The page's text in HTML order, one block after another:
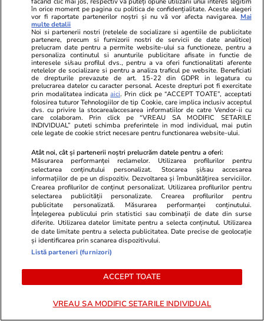
PARTENERI
ZiaruldeIasi.ro
Iașul, pe locul doi în România
după numărul de locuințe. Cum
au schimbat comunele
metropolitane harta județului
Fanatik.ro
FCSB,
Ce se
Exclusiv
ULTIMELE ȘTIRI
Știri România 16:00
în orice moment pe pagina cu politica de confidențialitate. Aceste alegeri
vor fi raportate partenerilor noștri și nu vă vor afecta navigarea. Mai
multe detalii
Noi si partenerii nostri (retelele de socializare si agentiile de publicitate
partenere, precum si furnizorii nostri de servicii de date analitice)
prelucram date pentru a permite website-ului sa functioneze, pentru a
personaliza continutul si anunturile publicitare afisate in functie de
interesele si/sau profilul dvs., pentru a va oferi functionalitati aferente
retelelor de socializare si pentru a analiza traficul pe website. Beneficiati
de drepturile prevazute de art. 15-22 din GDPR in legatura cu
prelucrarea datelor cu caracter personal. Aceste drepturi pot fi exercitate
prin modalitatea indicataaici. Prin click pe “ACCEPT TOATE”, acceptati
folosirea tuturor Tehnologiilor de tip Cookie, care implica inclusiv acceptul
dvs. cu privire la stocarea/accesarea informatiilor de catre Vendor-ii cu
care colaboram. Prin click pe “VREAU SA MODIFIC SETARILE
INDIVIDUAL” puteti schimba preferintele in mod individual, mai putin
cele legate de cookie strict necesare pentru functionarea website-ului.
Atât noi, cât și partenerii noștri prelucrăm datele pentru a oferi:
Măsurarea performanței reclamelor. Utilizarea profilurilor pentru
selectarea conținutului personalizat. Stocarea și/sau accesarea
informațiilor de pe un dispozitiv. Dezvoltarea și îmbunătățirea serviciilor.
Crearea profilurilor de conținut personalizat. Utilizarea profilurilor pentru
selectarea publicității personalizate. Crearea profilurilor pentru
publicitate personalizată. Măsurarea performanței conținutului.
Înțelegerea publicului prin statistici sau combinații de date din surse
diferite. Utilizarea datelor limitate pentru a selecta conținutul. Utilizarea
de date limitate pentru a selecta publicitatea. Date precise de geolocație
și identificarea prin scanarea dispozitivului.
Listă parteneri (furnizori)
ACCEPT TOATE
VREAU SA MODIFIC SETARILE INDIVIDUAL